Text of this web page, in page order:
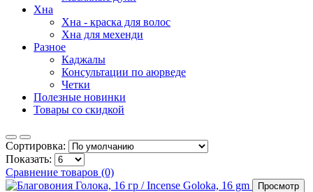
Хна
Хна - краска для волос
Хна для мехенди
Разное
Каджалы
Консультации по аюрведе
Четки
Полезные новинки
Товары со скидкой
Сортировка:
Показать:
Сравнение товаров (0)
Просмотр